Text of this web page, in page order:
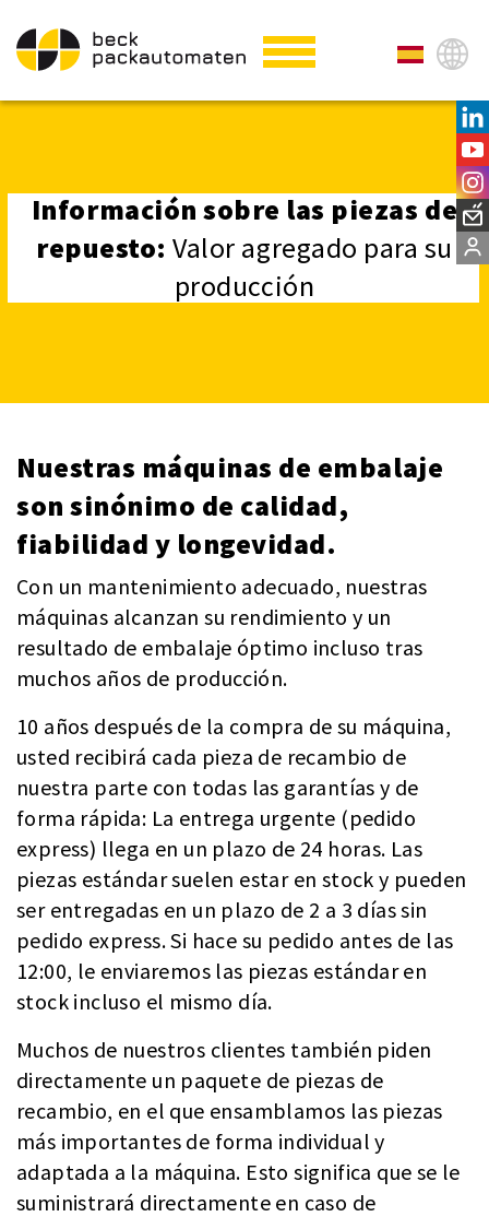
Información sobre las piezas de
repuesto:Valor agregado para su
producción
Nuestras máquinas de embalaje
son sinónimo de calidad,
fiabilidad y longevidad.
Con un mantenimiento adecuado, nuestras
máquinas alcanzan su rendimiento y un
resultado de embalaje óptimo incluso tras
muchos años de producción.
10 años después de la compra de su máquina,
usted recibirá cada pieza de recambio de
nuestra parte con todas las garantías y de
forma rápida: La entrega urgente (pedido
express) llega en un plazo de 24 horas. Las
piezas estándar suelen estar en stock y pueden
ser entregadas en un plazo de 2 a 3 días sin
pedido express. Si hace su pedido antes de las
12:00, le enviaremos las piezas estándar en
stock incluso el mismo día.
Muchos de nuestros clientes también piden
directamente un paquete de piezas de
recambio, en el que ensamblamos las piezas
más importantes de forma individual y
adaptada a la máquina. Esto significa que se le
suministrará directamente en caso de